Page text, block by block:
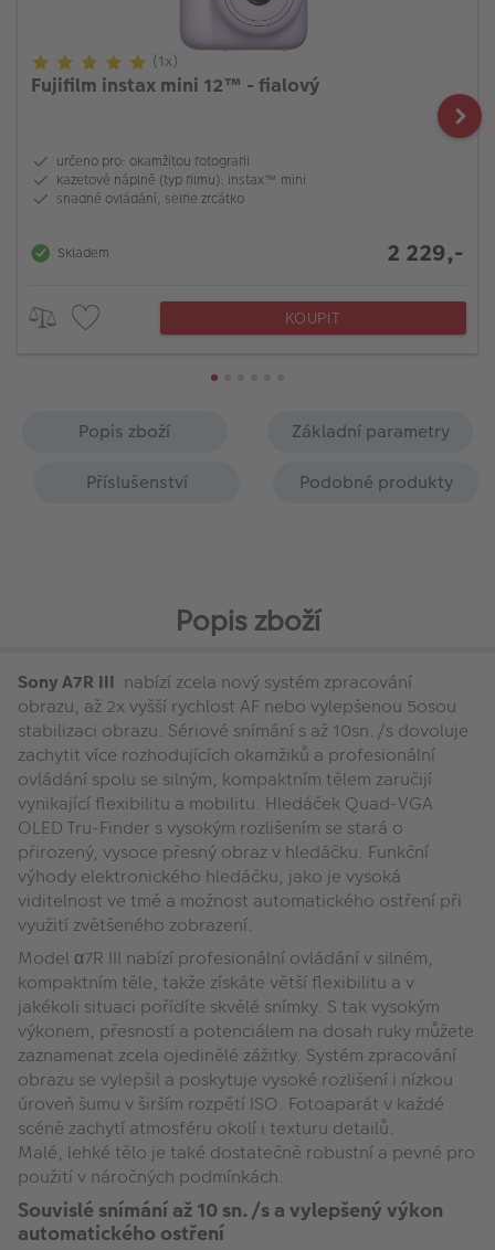
(1x)
Fujifilm instax mini 12™ - fialový
určeno pro: okamžitou fotografii
kazetové náplně (typ filmu): instax™ mini
snadné ovládání, selfie zrcátko
Skladem 2 229,-
KOUPIT
Popis zboží
Základní parametry
Příslušenství
Podobné produkty
Popis zboží
Sony A7R III nabízí zcela nový systém zpracování
obrazu, až 2x vyšší rychlost AF nebo vylepšenou 5osou
stabilizaci obrazu. Sériové snímání s až 10sn./s dovoluje
zachytit více rozhodujících okamžiků a profesionální
ovládání spolu se silným, kompaktním tělem zaručijí
vynikající flexibilitu a mobilitu. Hledáček Quad-VGA
OLED Tru-Finder s vysokým rozlišením se stará o
přirozený, vysoce přesný obraz v hledáčku. Funkční
výhody elektronického hledáčku, jako je vysoká
viditelnost ve tmě a možnost automatického ostření při
využití zvětšeného zobrazení.
Model α7R III nabízí profesionální ovládání v silném,
kompaktním těle, takže získáte větší flexibilitu a v
jakékoli situaci pořídíte skvělé snímky. S tak vysokým
výkonem, přesností a potenciálem na dosah ruky můžete
zaznamenat zcela ojedinělé zážitky. Systém zpracování
obrazu se vylepšil a poskytuje vysoké rozlišení i nízkou
úroveň šumu v širším rozpětí ISO. Fotoaparát v každé
scéně zachytí atmosféru okolí i texturu detailů.
Malé, lehké tělo je také dostatečně robustní a pevné pro
použití v náročných podmínkách.
Souvislé snímání až 10 sn./s a vylepšený výkon
automatického ostření